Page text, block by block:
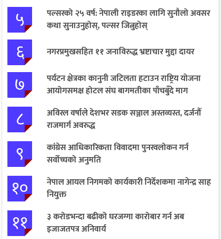
५
पल्सरको २५ वर्ष: नेपाली राइडरका लागि सुनौलो अवसर
कथा सुनाउनुहोस्, पल्सर जित्नुहोस्
६ नगरप्रमुखसहित ११ जनाविरुद्ध भ्रष्टाचार मुद्दा दायर
७
पर्यटन क्षेत्रका कानुनी जटिलता हटाउन राष्ट्रिय योजना
आयोगसमक्ष होटल संघ बागमतीका पाँचबुँदे माग
८
अविरल वर्षाले देशभर सडक सञ्जाल अस्तव्यस्त, दर्जनौँ
राजमार्ग अवरुद्ध
९
कांग्रेस आधिकारिकता विवादमा पुनरवलोकन गर्न
सर्वोच्चको अनुमति
१०
नेपाल आयल निगमको कार्यकारी निर्देशकमा नागेन्द्र साह
नियुक्त
११
३ करोडभन्दा बढीको घरजग्गा कारोबार गर्न अब
इजाजतपत्र अनिवार्य